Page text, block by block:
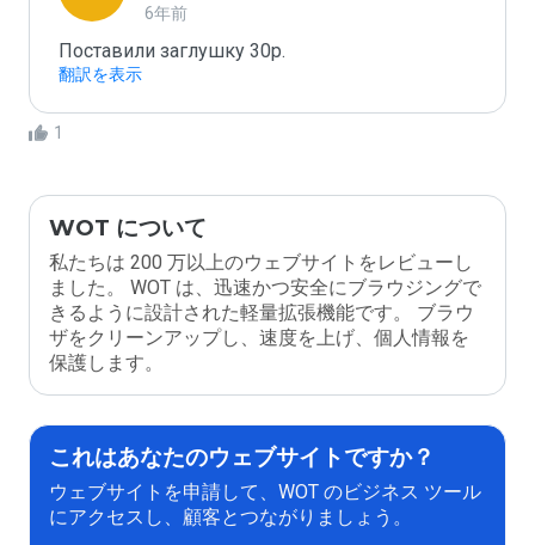
6年前
Поставили заглушку 30р.
翻訳を表示
1
WOT について
私たちは 200 万以上のウェブサイトをレビューし
ました。 WOT は、迅速かつ安全にブラウジングで
きるように設計された軽量拡張機能です。 ブラウ
ザをクリーンアップし、速度を上げ、個人情報を
保護します。
これはあなたのウェブサイトですか？
ウェブサイトを申請して、WOT のビジネス ツール
にアクセスし、顧客とつながりましょう。